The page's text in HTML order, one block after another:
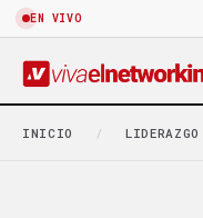
EN VIVO
INICIO / LIDERAZGO